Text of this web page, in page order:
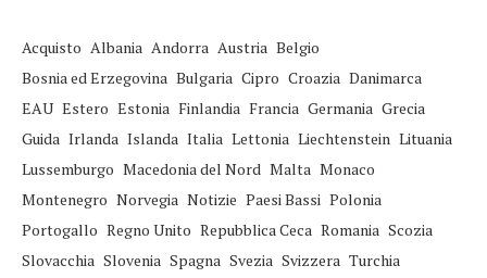
Acquisto Albania Andorra Austria Belgio
Bosnia ed Erzegovina Bulgaria Cipro Croazia Danimarca
EAU Estero Estonia Finlandia Francia Germania Grecia
Guida Irlanda Islanda Italia Lettonia Liechtenstein Lituania
Lussemburgo Macedonia del Nord Malta Monaco
Montenegro Norvegia Notizie Paesi Bassi Polonia
Portogallo Regno Unito Repubblica Ceca Romania Scozia
Slovacchia Slovenia Spagna Svezia Svizzera Turchia